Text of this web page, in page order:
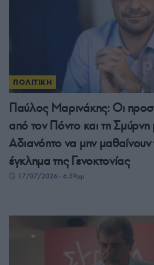
ΠΟΛΙΤΙΚΗ
Παύλος Μαρινάκης: Οι
από τον Πόντο και τη
Αδιανόητο να μην μαθαίνουν
έγκλημα της Γενοκτονίας
17/07/2026 - 6:59μμ